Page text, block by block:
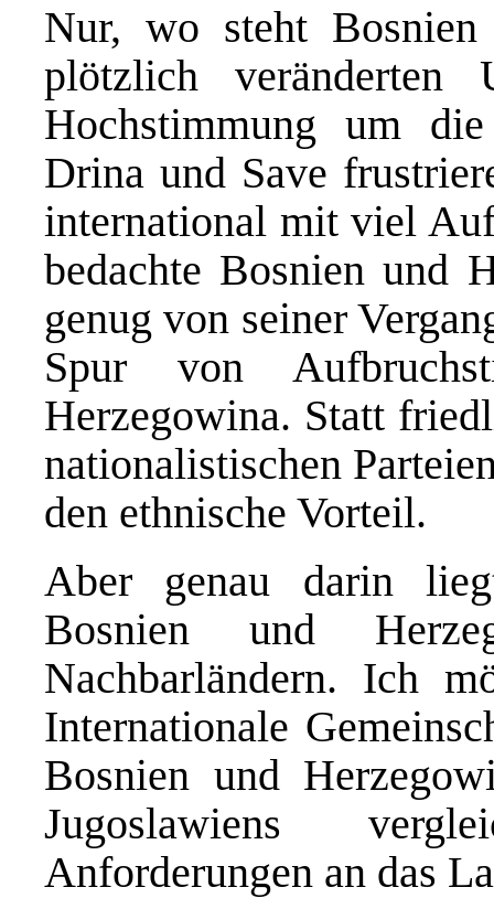
Nur, wo steht
plötzlich
Hochstimmung um
Drina und Save
international mit viel
bedachte Bosnien und
genug von seiner
Spur von
Herzegowina. Statt
nationalistischen
den ethnische Vorteil.
Aber genau darin
Bosnien und
Nachbarländern. Ich
Internationale
Bosnien und
Jugoslawiens
Anforderungen an das